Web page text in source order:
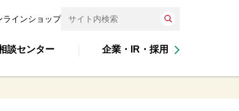
ラインショップ
談センター 企業・IR・採用